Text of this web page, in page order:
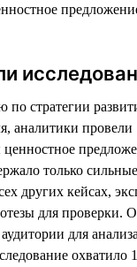
стратегии
аналитики
только
других кейсах,
для проверки.
для
охватило